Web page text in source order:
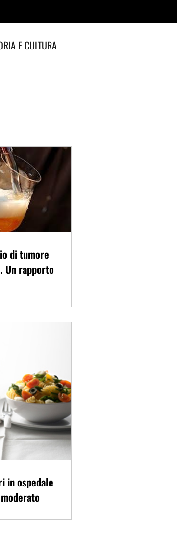
E CULTURA
di tumore
Un rapporto
in ospedale